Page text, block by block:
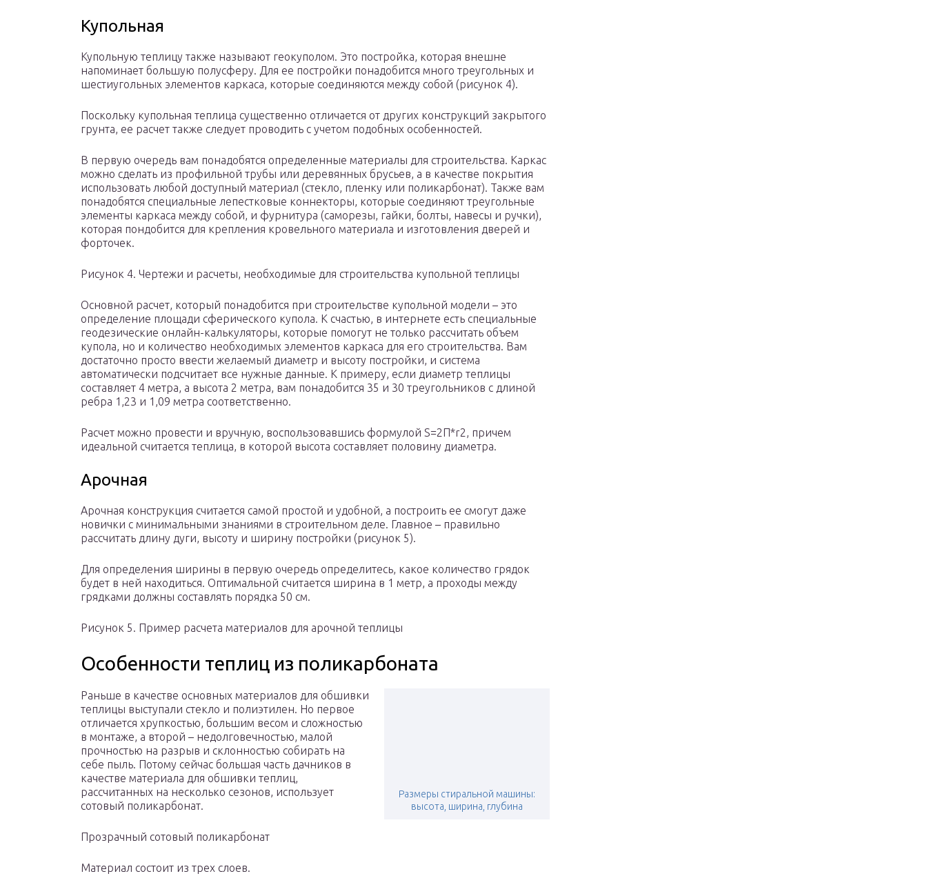
Купольная
Купольную теплицу также называют геокуполом. Это постройка, которая внешне
напоминает большую полусферу. Для ее постройки понадобится много треугольных и
шестиугольных элементов каркаса, которые соединяются между собой (рисунок 4).
Поскольку купольная теплица существенно отличается от других конструкций закрытого
грунта, ее расчет также следует проводить с учетом подобных особенностей.
В первую очередь вам понадобятся определенные материалы для строительства. Каркас
можно сделать из профильной трубы или деревянных брусьев, а в качестве покрытия
использовать любой доступный материал (стекло, пленку или поликарбонат). Также вам
понадобятся специальные лепестковые коннекторы, которые соединяют треугольные
элементы каркаса между собой, и фурнитура (саморезы, гайки, болты, навесы и ручки),
которая пондобится для крепления кровельного материала и изготовления дверей и
форточек.
Рисунок 4. Чертежи и расчеты, необходимые для строительства купольной теплицы
Основной расчет, который понадобится при строительстве купольной модели – это
определение площади сферического купола. К счастью, в интернете есть специальные
геодезические онлайн-калькуляторы, которые помогут не только рассчитать объем
купола, но и количество необходимых элементов каркаса для его строительства. Вам
достаточно просто ввести желаемый диаметр и высоту постройки, и система
автоматически подсчитает все нужные данные. К примеру, если диаметр теплицы
составляет 4 метра, а высота 2 метра, вам понадобится 35 и 30 треугольников с длиной
ребра 1,23 и 1,09 метра соответственно.
Расчет можно провести и вручную, воспользовавшись формулой S=2П*r2, причем
идеальной считается теплица, в которой высота составляет половину диаметра.
Арочная
Арочная конструкция считается самой простой и удобной, а построить ее смогут даже
новички с минимальными знаниями в строительном деле. Главное – правильно
рассчитать длину дуги, высоту и ширину постройки (рисунок 5).
Для определения ширины в первую очередь определитесь, какое количество грядок
будет в ней находиться. Оптимальной считается ширина в 1 метр, а проходы между
грядками должны составлять порядка 50 см.
Рисунок 5. Пример расчета материалов для арочной теплицы
Особенности теплиц из поликарбоната
Размеры стиральной машины:
высота, ширина, глубина
Раньше в качестве основных материалов для обшивки
теплицы выступали стекло и полиэтилен. Но первое
отличается хрупкостью, большим весом и сложностью
в монтаже, а второй – недолговечностью, малой
прочностью на разрыв и склонностью собирать на
себе пыль. Потому сейчас большая часть дачников в
качестве материала для обшивки теплиц,
рассчитанных на несколько сезонов, использует
сотовый поликарбонат.
Прозрачный сотовый поликарбонат
Материал состоит из трех слоев.